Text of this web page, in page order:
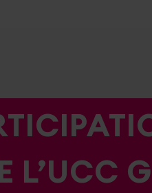
L’UCC